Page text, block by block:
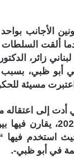
الأجانب
ألقت السلطات
زائر،
أبو ظبي، بسبب
مسيئة
أدت إلى
تويتر في أكتوبر 2020،
حيث استخدم
في أبو ظبي-.